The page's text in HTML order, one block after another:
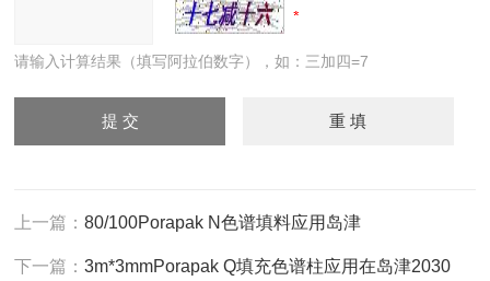
请输入计算结果（填写阿拉伯数字），如：三加四=7
上一篇：80/100Porapak N色谱填料应用岛津
下一篇：3m*3mmPorapak Q填充色谱柱应用在岛津2030